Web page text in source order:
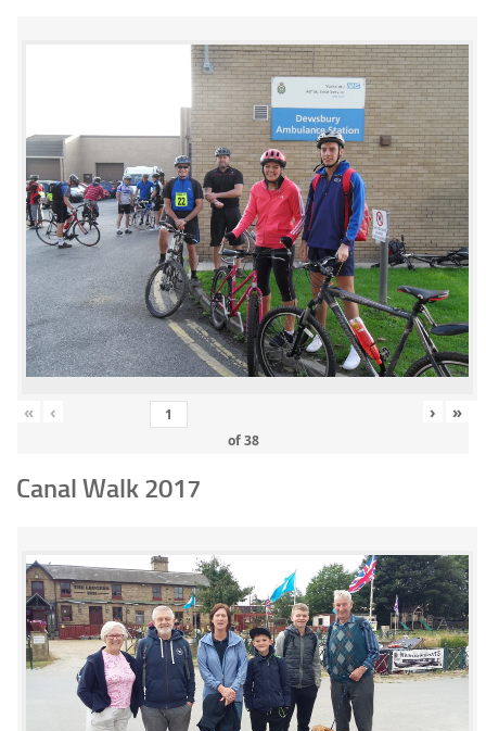
« ‹
of38
› »
Canal Walk 2017